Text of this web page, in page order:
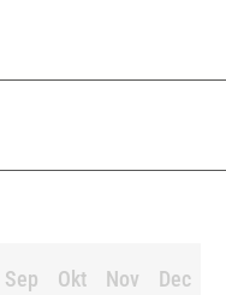
Sep Okt Nov Dec